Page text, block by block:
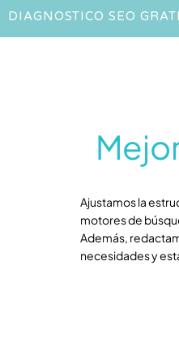
DIAGNOSTICO SEO
Ajustamos la
motores de
Además,
necesidades y